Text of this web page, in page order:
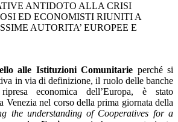
ANTIDOTO ALLA CRISI
ED ECONOMISTI RIUNITI A
AUTORITA’ EUROPEE E
alle Istituzioni Comunitarie perché si
in via di definizione, il ruolo delle banche
economica dell’Europa, è stato
Venezia nel corso della prima giornata della
the understanding of Cooperatives for a